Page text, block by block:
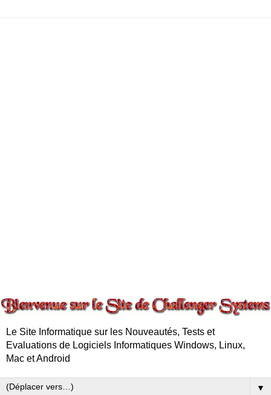
Le Site Informatique sur les Nouveautés, Tests et
Evaluations de Logiciels Informatiques Windows, Linux,
Mac et Android
▼